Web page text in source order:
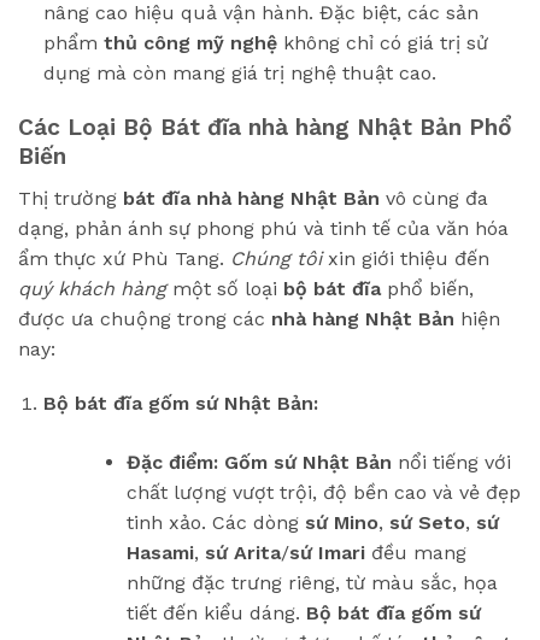
nâng cao hiệu quả vận hành. Đặc biệt, các sản
phẩm thủ công mỹ nghệkhông chỉ có giá trị sử
dụng mà còn mang giá trị nghệ thuật cao.
Các Loại Bộ Bát đĩa nhà hàng Nhật Bản Phổ
Biến
Thị trường bát đĩa nhà hàng Nhật Bản vô cùng đa
dạng, phản ánh sự phong phú và tinh tế của văn hóa
ẩm thực xứ Phù Tang. Chúng tôixin giới thiệu đến
quý khách hàngmột số loại bộ bát đĩaphổ biến,
được ưa chuộng trong các nhà hàng Nhật Bản hiện
nay:
Bộ bát đĩa gốm sứ Nhật Bản:
Đặc điểm: Gốm sứ Nhật Bản nổi tiếng với
chất lượng vượt trội, độ bền cao và vẻ đẹp
tinh xảo. Các dòng sứ Mino, sứ Seto, sứ
Hasami, sứ Arita/sứ Imariđều mang
những đặc trưng riêng, từ màu sắc, họa
tiết đến kiểu dáng. Bộ bát đĩa gốm sứ